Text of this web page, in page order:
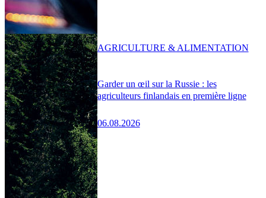
Garder un œil sur la Russie : les
agriculteurs finlandais en première ligne
06.08.2026
AGRICULTURE & ALIMENTATION